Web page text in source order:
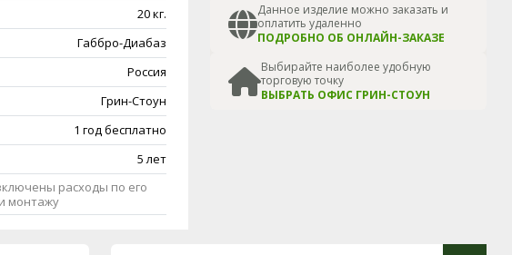
Данное изделие можно заказать и
оплатить удаленно
ПОДРОБНО ОБ ОНЛАЙН-ЗАКАЗЕ
Выбирайте наиболее удобную
торговую точку
ВЫБРАТЬ ОФИС ГРИН-СТОУН
20 кг.
Габбро-Диабаз
Россия
Грин-Стоун
1 год бесплатно
5 лет
расходы по его
монтажу